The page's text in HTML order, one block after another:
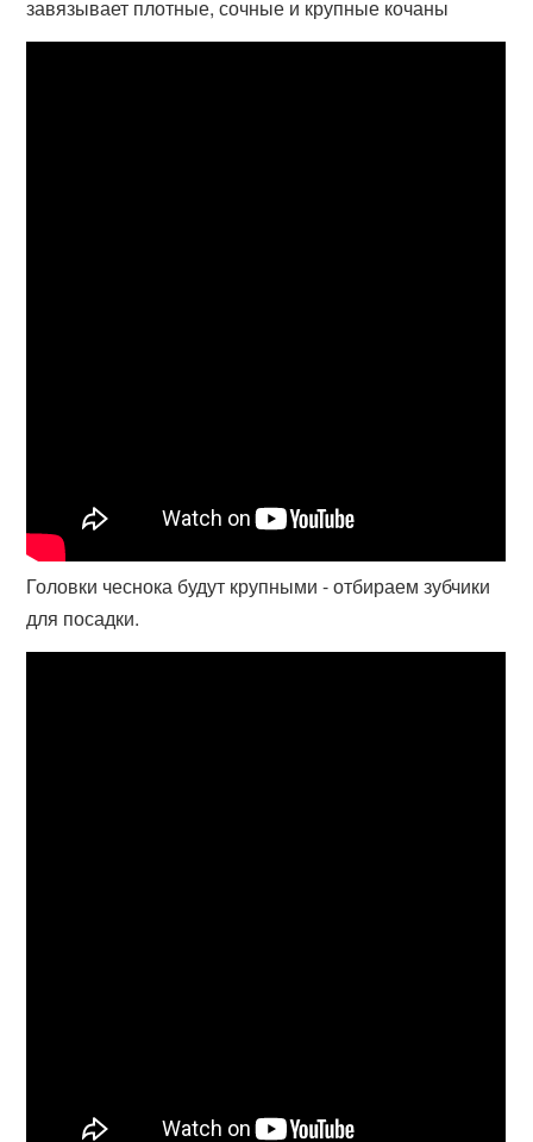
завязывает плотные, сочные и крупные кочаны
Головки чеснока будут крупными - отбираем зубчики
для посадки.